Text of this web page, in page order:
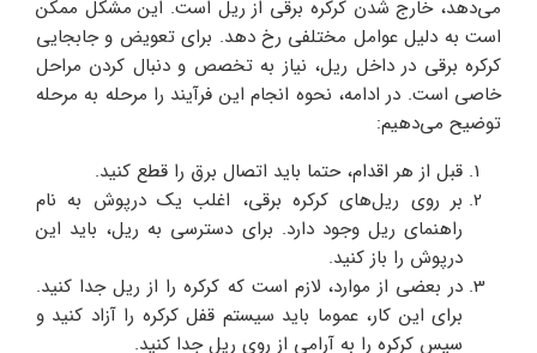
می‌دهد، خارج شدن کرکره برقی از ریل است. این مشکل ممکن
است به دلیل عوامل مختلفی رخ دهد. برای تعویض و جابجایی
کرکره برقی در داخل ریل، نیاز به تخصص و دنبال کردن مراحل
خاصی است. در ادامه، نحوه انجام این فرآیند را مرحله به مرحله
توضیح می‌دهیم:
قبل از هر اقدام، حتما باید اتصال برق را قطع کنید.
بر روی ریل‌های کرکره برقی، اغلب یک درپوش به نام
راهنمای ریل وجود دارد. برای دسترسی به ریل، باید این
درپوش را باز کنید.
در بعضی از موارد، لازم است که کرکره را از ریل جدا کنید.
برای این کار، عموما باید سیستم قفل کرکره را آزاد کنید و
سپس کرکره را به آرامی از روی ریل جدا کنید.